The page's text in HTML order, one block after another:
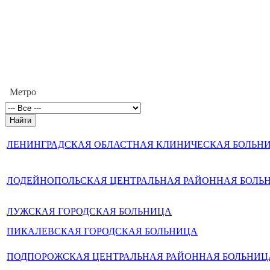
Метро
ЛЕНИНГРАДСКАЯ ОБЛАСТНАЯ КЛИНИЧЕСКАЯ
ЛОДЕЙНОПОЛЬСКАЯ ЦЕНТРАЛЬНАЯ РАЙОННАЯ
ЛУЖСКАЯ ГОРОДСКАЯ БОЛЬНИЦА
ПИКАЛЕВСКАЯ ГОРОДСКАЯ БОЛЬНИЦА
ПОДПОРОЖСКАЯ ЦЕНТРАЛЬНАЯ РАЙОННАЯ